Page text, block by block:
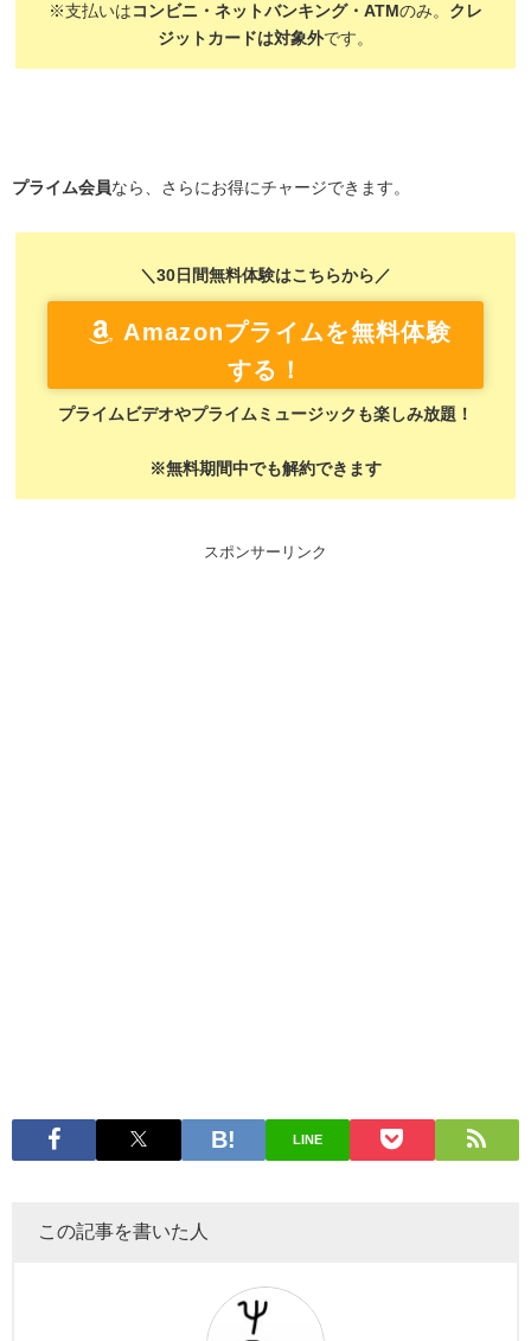
※支払いは コンビニ・ネットバンキング・ATMのみ。 クレ
ジットカードは対象外です。
プライム会員なら、さらにお得にチャージできます。
＼30日間無料体験はこちらから／
Amazonプライムを無料体験
する！
プライムビデオやプライムミュージックも楽しみ放題！
※無料期間中でも解約できます
スポンサーリンク
LINE
この記事を書いた人